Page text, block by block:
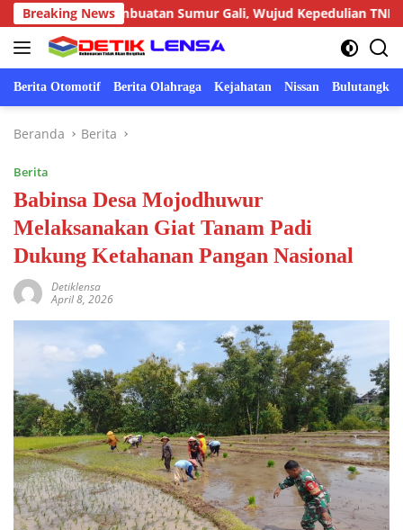
Langsung
ke
konten
Breaking News
Pembuatan Sumur Gali, Wujud Kepedulian TNI kepada
Berita Otomotif Berita Olahraga Kejahatan Nissan Bulutangkis
Beranda Berita
Berita
Babinsa Desa Mojodhuwur
Melaksanakan Giat Tanam Padi
Dukung Ketahanan Pangan Nasional
Detiklensa
April 8, 2026